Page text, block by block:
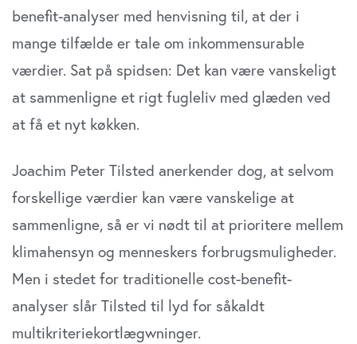
benefit-analyser med henvisning til, at der i
mange tilfælde er tale om inkommensurable
værdier. Sat på spidsen: Det kan være vanskeligt
at sammenligne et rigt fugleliv med glæden ved
at få et nyt køkken.
Joachim Peter Tilsted anerkender dog, at selvom
forskellige værdier kan være vanskelige at
sammenligne, så er vi nødt til at prioritere mellem
klimahensyn og menneskers forbrugsmuligheder.
Men i stedet for traditionelle cost-benefit-
analyser slår Tilsted til lyd for såkaldt
multikriteriekortlægwninger.